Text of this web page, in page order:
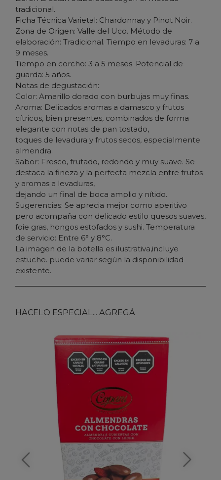
tradicional.
Ficha Técnica Varietal: Chardonnay y Pinot Noir.
Zona de Origen: Valle del Uco. Método de
elaboración: Tradicional. Tiempo en levaduras: 7 a
9 meses.
Tiempo en corcho: 3 a 5 meses. Potencial de
guarda: 5 años.
Notas de degustación:
Color: Amarillo dorado con burbujas muy finas.
Aroma: Delicados aromas a damasco y frutos
cítricos, bien presentes, combinados de forma
elegante con notas de pan tostado,
toques de levadura y frutos secos, especialmente
almendra.
Sabor: Fresco, frutado, redondo y muy suave. Se
destaca la fineza y la perfecta mezcla entre frutos
y aromas a levaduras,
dejando un final de boca amplio y nítido.
Sugerencias: Se aprecia mejor como aperitivo
pero acompaña con delicado estilo quesos suaves,
foie gras, hongos estofados y sushi. Temperatura
de servicio: Entre 6° y 8°C.
La imagen de la botella es ilustrativa,incluye
estuche. puede variar según la disponibilidad
existente.
HACELO ESPECIAL... AGREGÁ